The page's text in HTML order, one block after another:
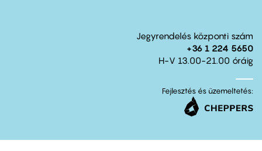
Jegyrendelés központi szám
+36 1 224 5650
H-V 13.00-21.00 óráig
Fejlesztés és üzemeltetés: